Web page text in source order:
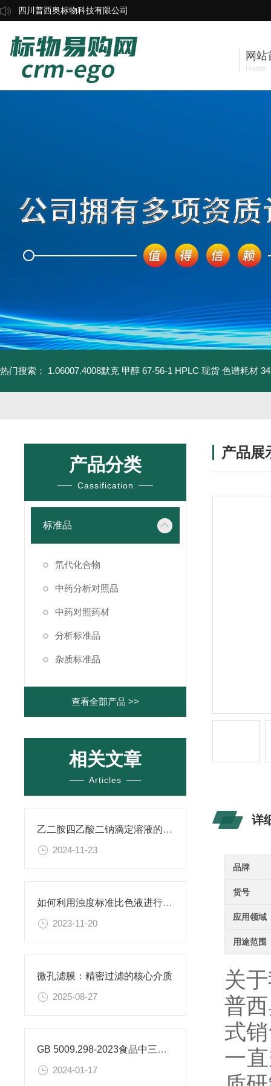
四川普西奥标物科技有限公司
网站
Home
热门搜索： 1.06007.4008默克 甲醇 67-56-1 HPLC 现货 色谱耗材
产品分类
Cassification
标准品
氘代化合物
中药分析对照品
中药对照药材
分析标准品
杂质标准品
查看全部产品 >>
相关文章
Articles
乙二胺四乙酸二钠滴定溶液的稳定性与保存条件
2024-11-23
如何利用浊度标准比色液进行水体生态系统的研究？
2023-11-20
微孔滤膜：精密过滤的核心介质​
2025-08-27
GB 5009.298-2023食品中三氯蔗糖（蔗糖素）的测定
2024-01-17
产品展
详
品牌
货号
应用领域
用途范围
关
普
式
一